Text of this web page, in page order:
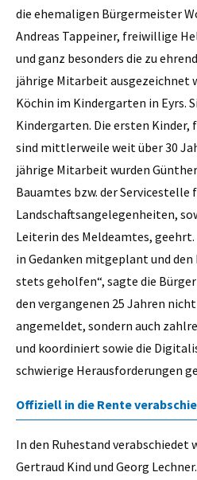
die ehemaligen Bürgermeister
Andreas Tappeiner, freiwillige
und ganz besonders die zu
jährige Mitarbeit ausgezeichnet
Köchin im Kindergarten in Eyrs.
Kindergarten. Die ersten Kinder,
sind mittlerweile weit über 30
jährige Mitarbeit wurden
Bauamtes bzw. der Servicestelle
Landschaftsangelegenheiten,
Leiterin des Meldeamtes,
in Gedanken mitgeplant und
stets geholfen“, sagte die
den vergangenen 25 Jahren
angemeldet, sondern auch
und koordiniert sowie die
schwierige Herausforderungen
Offiziell in die Rente
In den Ruhestand verabschiedet
Gertraud Kind und Georg